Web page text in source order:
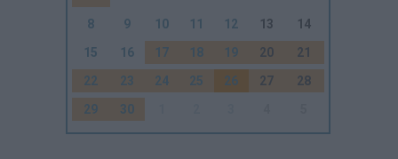
8
9 10 11 12 13
14
15
16 17 18 19 20
21
22
23 24 25 26 27
28
29
30